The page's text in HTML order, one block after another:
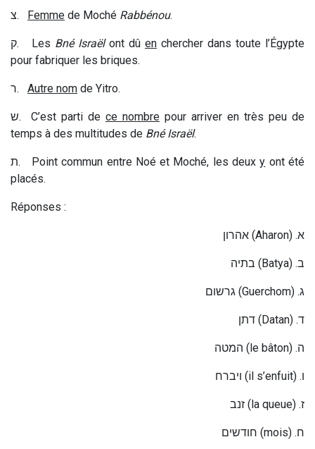
צ. Femme de Moché Rabbénou.
ק. Les Bné Israëlont dû en chercher dans toute l’Égypte
pour fabriquer les briques.
ר. Autre nom de Yitro.
ש. C’est parti de ce nombre pour arriver en très peu de
temps à des multitudes de Bné Israël.
ת. Point commun entre Noé et Moché, les deuxy ont été
placés.
Réponses :
אהרון (Aharon) .א
בתיה (Batya) .ב
גרשום (Guerchom) .ג
דתן (Datan) .ד
המטה (le bâton) .ה
ויברח (il s’enfuit) .ו
זנב (la queue) .ז
חודשים (mois) .ח